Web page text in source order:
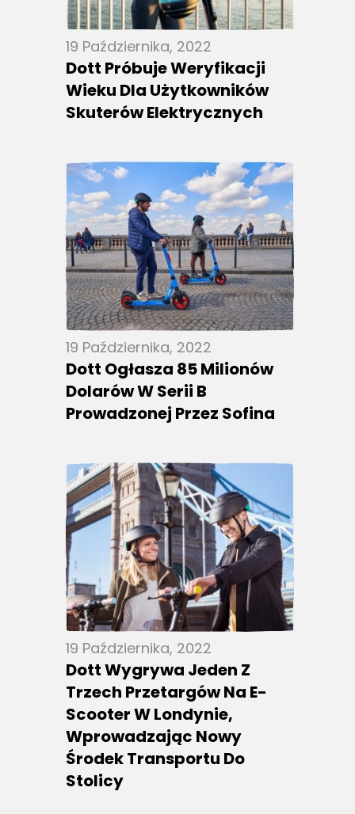
19 Października, 2022
Dott Próbuje Weryfikacji
Wieku Dla Użytkowników
Skuterów Elektrycznych
19 Października, 2022
Dott Ogłasza 85 Milionów
Dolarów W Serii B
Prowadzonej Przez Sofina
19 Października, 2022
Dott Wygrywa Jeden Z
Trzech Przetargów Na E-
Scooter W Londynie,
Wprowadzając Nowy
Środek Transportu Do
Stolicy